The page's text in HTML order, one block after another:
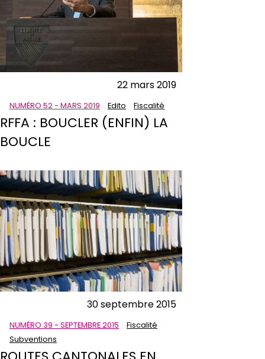
22 mars 2019
NUMÉRO 52 - MARS 2019 Edito Fiscalité
RFFA : BOUCLER (ENFIN) LA
BOUCLE
30 septembre 2015
NUMÉRO 39 - SEPTEMBRE 2015
Fiscalité
Subventions